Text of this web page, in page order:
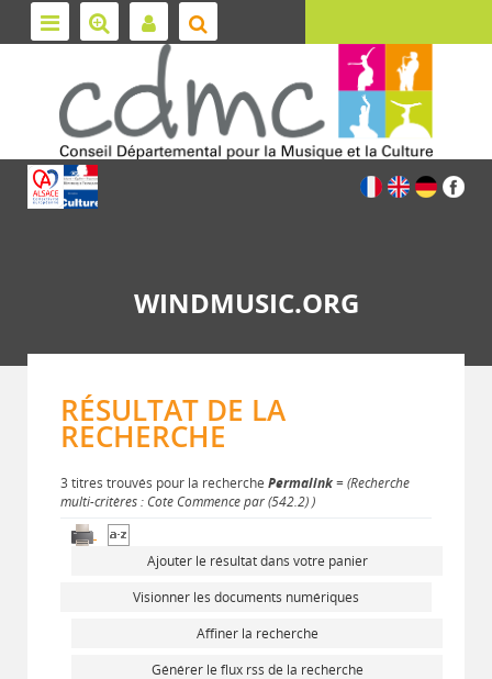
WINDMUSIC.ORG
RÉSULTAT DE LA
RECHERCHE
3 titres trouvés pour la recherche Permalink= (Recherche
multi-critères : Cote Commence par (542.2) )
Ajouter le résultat dans votre panier
Visionner les documents numériques
Affiner la recherche
Générer le flux rss de la recherche